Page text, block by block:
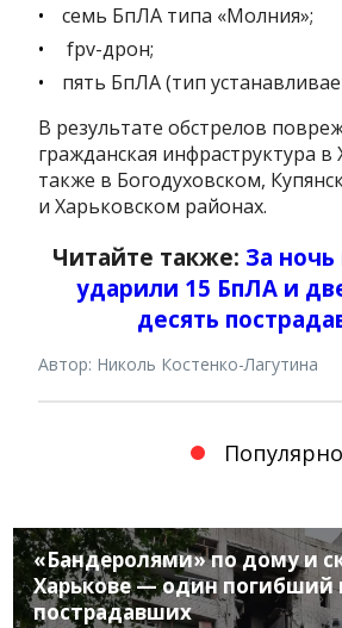
семь БпЛА типа «Молния»;
fpv-дрон;
пять БпЛА (тип
В результате обстрелов
гражданская инфраструктура в
также в Богодуховском,
и Харьковском районах.
Читайте также: За ночь
ударили 15 БпЛА и
десять
Автор: Николь Костенко-Лагутина
Популярно
«Бандеролями» по дому и
Харькове — один погибший
пострадавших